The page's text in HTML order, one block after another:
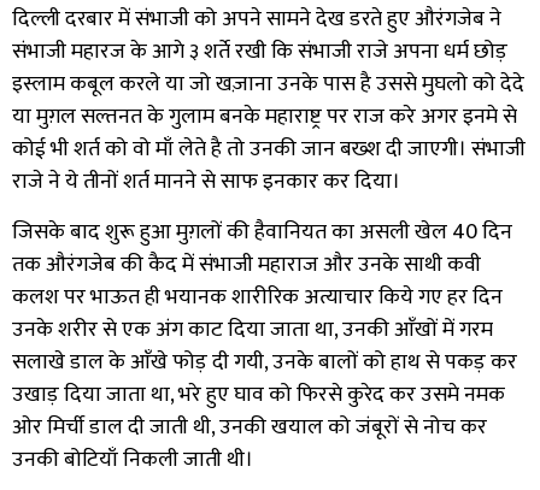
दिल्ली दरबार में संभाजी को अपने सामने देख डरते हुए औरंगजेब ने
संभाजी महारज के आगे ३ शर्ते रखी कि संभाजी राजे अपना धर्म छोड़
इस्लाम कबूल करले या जो खज़ाना उनके पास है उससे मुघलो को देदे
या मुग़ल सल्तनत के गुलाम बनके महाराष्ट्र पर राज करे अगर इनमे से
कोई भी शर्त को वो माँ लेते है तो उनकी जान बख्श दी जाएगी। संभाजी
राजे ने ये तीनों शर्त मानने से साफ इनकार कर दिया।
जिसके बाद शुरू हुआ मुग़लों की हैवानियत का असली खेल40दिन
तक औरंगजेब की कैद में संभाजी महाराज और उनके साथी कवी
कलश पर भाऊत ही भयानक शारीरिक अत्याचार किये गए हर दिन
उनके शरीर से एक अंग काट दिया जाता था,उनकी आँखों में गरम
सलाखे डाल के आँखे फोड़ दी गयी,उनके बालों को हाथ से पकड़ कर
उखाड़ दिया जाता था,भरे हुए घाव को फिरसे कुरेद कर उसमे नमक
ओर मिर्ची डाल दी जाती थी, उनकी खयाल को जंबूरों से नोच कर
उनकी बोटियाँ निकली जाती थी।